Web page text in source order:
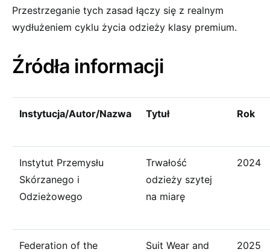
Przestrzeganie tych zasad łączy się z realnym
wydłużeniem cyklu życia odzieży klasy premium.
Źródła informacji
Instytucja/Autor/Nazwa Tytuł Rok
Instytut Przemysłu
Skórzanego i
Odzieżowego
Trwałość
odzieży szytej
na miarę
2024
Federation of the
Suit Wear and
2025